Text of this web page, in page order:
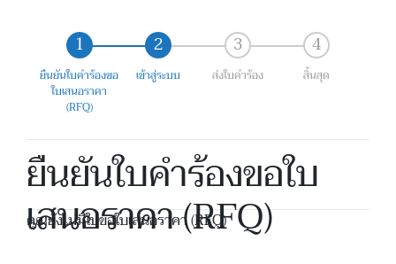
ยืนยันใบคำร้องขอ
ใบเสนอราคา
(RFQ)
เข้าสู่ระบบ ส่งใบคำร้อง สิ้นสุด
ยืนยันใบคำร้องขอใบ
เสนอราคา (RFQ)
คุณยังไม่มีใบขอใบเสนอราคา (RFQ)